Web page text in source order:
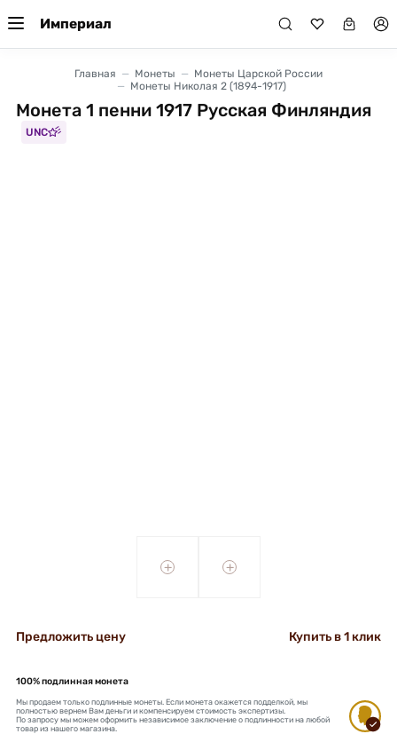
Империал
Главная Монеты
Монеты Царской России
Монеты Николая 2 (1894-1917)
Монета 1 пенни 1917 Русская Финляндия
UNC
+ +
Предложить цену Купить в 1 клик
100% подлинная монета
Мы продаем только подлинные монеты. Если монета окажется подделкой, мы
полностью вернем Вам деньги и компенсируем стоимость экспертизы.
По запросу мы можем оформить независимое заключение о подлинности на любой
товар из нашего магазина.